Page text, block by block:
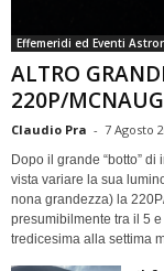
Effemeridi ed Eventi
ALTRO
220P/
Claudio Pra - 7 Agosto
Dopo il grande “botto”
vista variare la sua
nona grandezza) la
presumibilmente tra il 5
tredicesima alla settima